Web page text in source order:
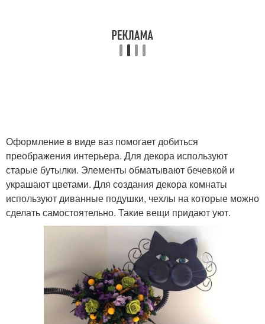
Оформление в виде ваз помогает добиться
преображения интерьера. Для декора используют
старые бутылки. Элементы обматывают бечевкой и
украшают цветами. Для создания декора комнаты
используют диванные подушки, чехлы на которые можно
сделать самостоятельно. Такие вещи придают уют.